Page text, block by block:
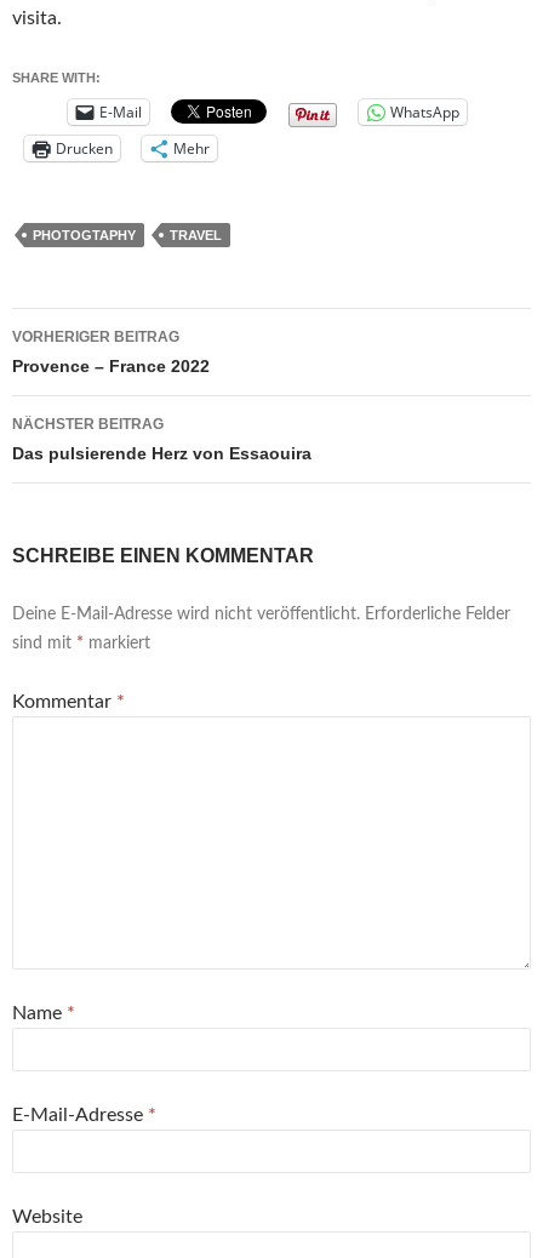
visita.
SHARE WITH:
E-Mail
WhatsApp
Drucken
Mehr
PHOTOGTAPHY TRAVEL
Beitragsnavigation
VORHERIGER BEITRAG
Provence – France 2022
NÄCHSTER BEITRAG
Das pulsierende Herz von Essaouira
SCHREIBE EINEN KOMMENTAR
Deine E-Mail-Adresse wird nicht veröffentlicht. Erforderliche Felder
sind mit * markiert
Kommentar *
Name *
E-Mail-Adresse *
Website